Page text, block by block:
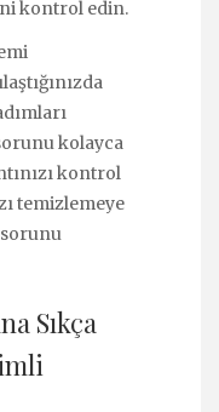
kontrol edin.
kolayca
kontrol
temizlemeye
sorunu
Sıkça